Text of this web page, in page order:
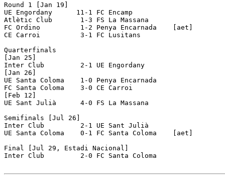
Round 1 [Jan 19]
UE Engordany      11-1 FC Encamp
Atlètic Club       1-3 FS La Massana
FC Ordino          1-2 Penya Encarnada    [aet]
CE Carroi          3-1 FC Lusitans
Quarterfinals
[Jan 25]
Inter Club         2-1 UE Engordany
[Jan 26]
UE Santa Coloma    1-0 Penya Encarnada
FC Santa Coloma    3-0 CE Carroi
[Feb 12]
UE Sant Julià      4-0 FS La Massana
Semifinals [Jul 26]
Inter Club         2-1 UE Sant Julià
UE Santa Coloma    0-1 FC Santa Coloma    [aet]
Final [Jul 29, Estadi Nacional]
Inter Club         2-0 FC Santa Coloma